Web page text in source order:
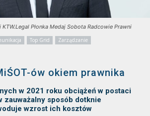
KTW.Legal Płonka Medaj Sobota Radcowie Prawni
Top Grid Zarządzanie
ów okiem prawnika
w 2021 roku obciążeń w postaci
zauważalny sposób dotknie
wzrost ich kosztów